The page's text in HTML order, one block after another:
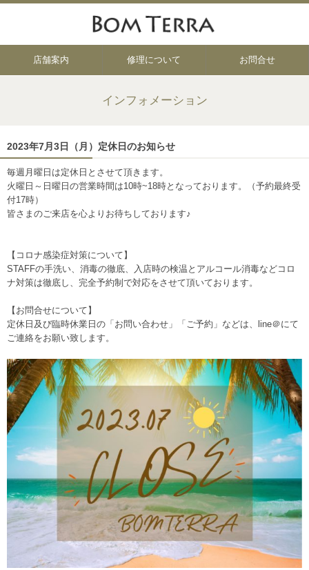
店舗案内 修理について お問合せ
インフォメーション
2023年7月3日（月）定休日のお知らせ
毎週月曜日は定休日とさせて頂きます。
火曜日～日曜日の営業時間は10時~18時となっております。（予約最終受
付17時）
皆さまのご来店を心よりお待ちしております♪
【コロナ感染症対策について】
STAFFの手洗い、消毒の徹底、入店時の検温とアルコール消毒などコロ
ナ対策は徹底し、完全予約制で対応をさせて頂いております。
【お問合せについて】
定休日及び臨時休業日の「お問い合わせ」「ご予約」などは、line＠にて
ご連絡をお願い致します。